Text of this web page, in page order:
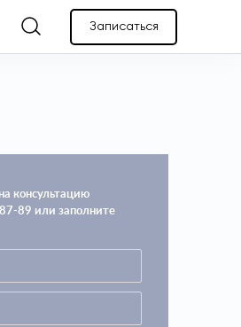
Записаться
консультацию
89 или заполните